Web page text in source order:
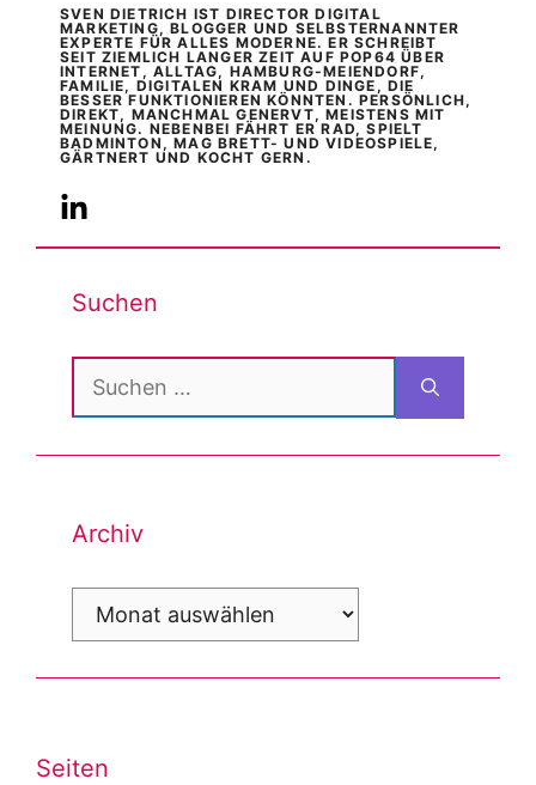
SVEN DIETRICH IST DIRECTOR DIGITAL
MARKETING, BLOGGER UND SELBSTERNANNTER
EXPERTE FÜR ALLES MODERNE. ER SCHREIBT
SEIT ZIEMLICH LANGER ZEIT AUF POP64 ÜBER
INTERNET, ALLTAG, HAMBURG-MEIENDORF,
FAMILIE, DIGITALEN KRAM UND DINGE, DIE
BESSER FUNKTIONIEREN KÖNNTEN. PERSÖNLICH,
DIREKT, MANCHMAL GENERVT, MEISTENS MIT
MEINUNG. NEBENBEI FÄHRT ER RAD, SPIELT
BADMINTON, MAG BRETT- UND VIDEOSPIELE,
GÄRTNERT UND KOCHT GERN.
Suchen
Suchen
nach:
Archiv
Archiv
Seiten